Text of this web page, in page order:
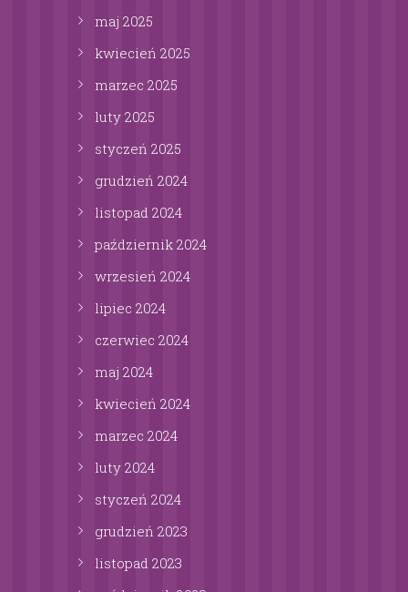
maj 2025
kwiecień 2025
marzec 2025
luty 2025
styczeń 2025
grudzień 2024
listopad 2024
październik 2024
wrzesień 2024
lipiec 2024
czerwiec 2024
maj 2024
kwiecień 2024
marzec 2024
luty 2024
styczeń 2024
grudzień 2023
listopad 2023